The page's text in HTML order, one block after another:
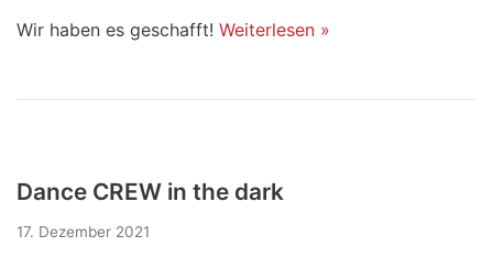
Wir haben es geschafft! Weiterlesen »
Dance CREW in the dark
17. Dezember 2021